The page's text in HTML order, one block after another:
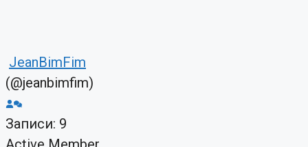
JeanBimFim
(@jeanbimfim)
Записи: 9